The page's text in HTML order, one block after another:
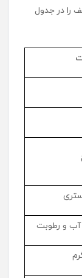
را در جدول
آب و رطوبت